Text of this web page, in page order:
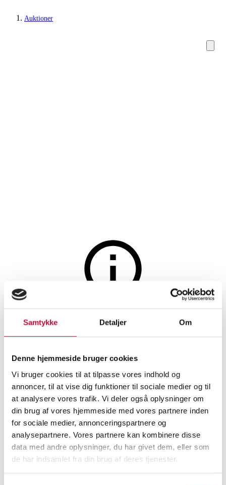
Samtykke Detaljer Om
Denne hjemmeside bruger cookies
Vi bruger cookies til at tilpasse vores indhold og
annoncer, til at vise dig funktioner til sociale medier og til
at analysere vores trafik. Vi deler også oplysninger om
din brug af vores hjemmeside med vores partnere inden
for sociale medier, annonceringspartnere og
analysepartnere. Vores partnere kan kombinere disse
data med andre oplysninger, du har givet dem, eller som
de har indsamlet fra din brug af deres tjenester.
Auktioner
Lænestole
Auktionen er afsluttet
Kaare Klint for Rud.
Rasmussen (1888-1954):
Safaristol med stel af ask.
SHOWROOM
Hørsholm DKK 2.400
VARENUMMER
6533462
Beskrivelse